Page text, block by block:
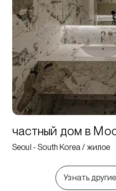
частный дом в
Seoul - South Korea / жилое
Узнать